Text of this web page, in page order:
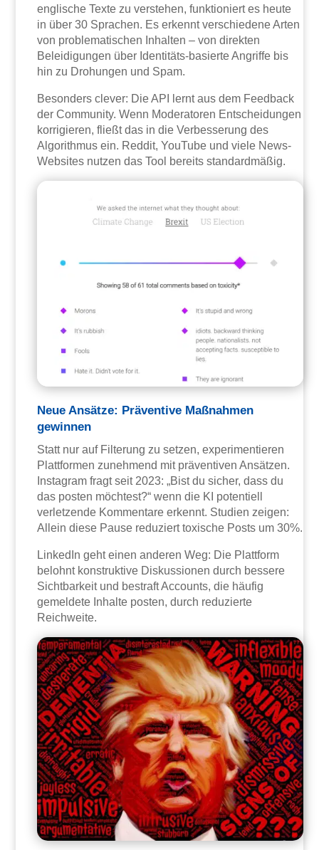
englische Texte zu verstehen, funktioniert es heute
in über 30 Sprachen. Es erkennt verschiedene Arten
von problematischen Inhalten – von direkten
Beleidigungen über Identitäts-basierte Angriffe bis
hin zu Drohungen und Spam.
Besonders clever: Die API lernt aus dem Feedback
der Community. Wenn Moderatoren Entscheidungen
korrigieren, fließt das in die Verbesserung des
Algorithmus ein. Reddit, YouTube und viele News-
Websites nutzen das Tool bereits standardmäßig.
Neue Ansätze: Präventive Maßnahmen
gewinnen
Statt nur auf Filterung zu setzen, experimentieren
Plattformen zunehmend mit präventiven Ansätzen.
Instagram fragt seit 2023: „Bist du sicher, dass du
das posten möchtest?“ wenn die KI potentiell
verletzende Kommentare erkennt. Studien zeigen:
Allein diese Pause reduziert toxische Posts um 30%.
LinkedIn geht einen anderen Weg: Die Plattform
belohnt konstruktive Diskussionen durch bessere
Sichtbarkeit und bestraft Accounts, die häufig
gemeldete Inhalte posten, durch reduzierte
Reichweite.